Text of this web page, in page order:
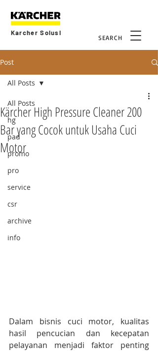
SEARCH
Karcher Solusi
Post
All Posts
hg
pad
promo
pro
service
csr
archive
info
All Posts
Kärcher High Pressure Cleaner 200
Bar yang Cocok untuk Usaha Cuci
Motor
Dalam bisnis cuci motor, kualitas
hasil pencucian dan kecepatan
pelayanan menjadi faktor penting